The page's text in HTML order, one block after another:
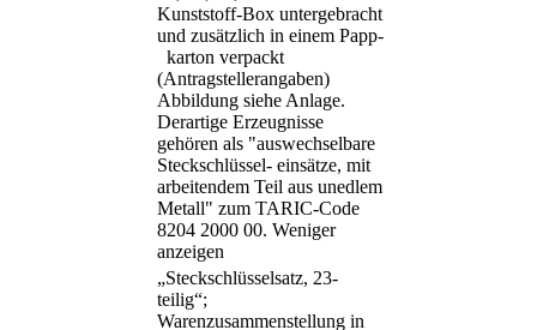
Kunststoff-Box untergebracht
und zusätzlich in einem Papp-
karton verpackt
(Antragstellerangaben)
Abbildung siehe Anlage.
Derartige Erzeugnisse
gehören als "auswechselbare
Steckschlüssel- einsätze, mit
arbeitendem Teil aus unedlem
Metall" zum TARIC-Code
8204 2000 00. Weniger
anzeigen
„Steckschlüsselsatz, 23-
teilig“;
Warenzusammenstellung in